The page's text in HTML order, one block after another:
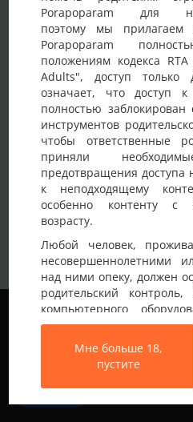
Porapoparam для
поэтому мы прилагаем
Porapoparam
положениям кодекса
Adults", доступ только
означает, что доступ
полностью
инструментов
чтобы ответственные
приняли
предотвращения доступа
к неподходящему
особенно контенту с
возрасту.
Любой человек,
несовершеннолетними
над ними опеку, должен
родительский
компьютерного
установку
подключение услуг
чтобы
несовершеннолетних
контенту.
Мне больше 18,
пустите
Фото Активность
Детали
Имя на сайте
Roman
Возраст
35-40 лет
Страна
Украина
Город Львов
Немного о себе:
39.186.96.17.
Все права
Свинг знакомства не
Мы используем файлы cookie,
наилучшее качество работы
Подробнее узнать о том,
используем, или отключить